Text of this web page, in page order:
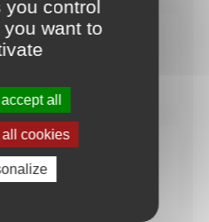
control
want to
all
all cookies